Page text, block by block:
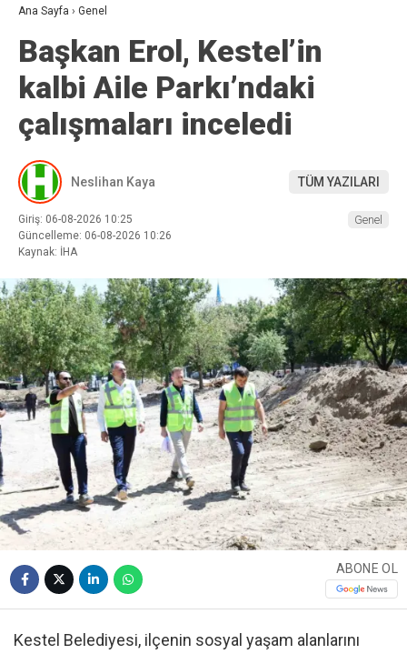
Ana Sayfa › Genel
Başkan Erol, Kestel’in
kalbi Aile Parkı’ndaki
çalışmaları inceledi
Neslihan Kaya TÜM YAZILARI
Giriş: 06-08-2026 10:25
Güncelleme: 06-08-2026 10:26
Kaynak: İHA
Genel
ABONE OL
Kestel Belediyesi, ilçenin sosyal yaşam alanlarını